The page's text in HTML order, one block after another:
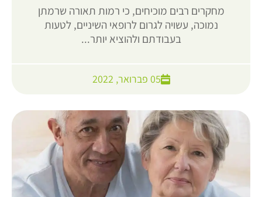
מחקרים רבים מוכיחים, כי רמות תאורה שרמתן
נמוכה, עשויה לגרום לרופאי השיניים, לטעות
בעבודתם ולהוציא יותר...
05 פברואר, 2022